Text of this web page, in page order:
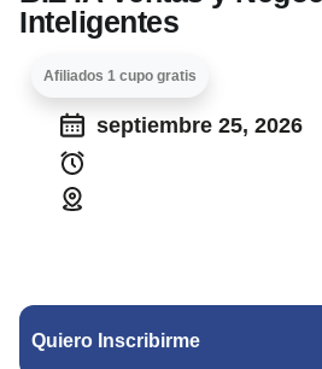
Inteligentes
Afiliados 1 cupo gratis
septiembre 25, 2026
Quiero Inscribirme